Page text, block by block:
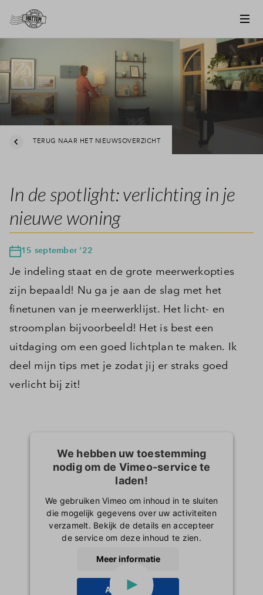
Inloggen
TERUG NAAR HET NIEUWSOVERZICHT
In de spotlight: verlichting in je
nieuwe woning
15 september '22
Je indeling staat en de grote meerwerkopties
zijn bepaald! Nu ga je aan de slag met het
finetunen van je meerwerklijst. Het licht- en
stroomplan bijvoorbeeld! Het is best een
uitdaging om een goed lichtplan te maken. Ik
deel mijn tips met je zodat jij er straks goed
verlicht bij zit!
We hebben uw toestemming
nodig om de Vimeo-service te
laden!
We gebruiken Vimeo om inhoud in te sluiten
die mogelijk gegevens over uw activiteiten
verzamelt. Bekijk de details en accepteer
de service om deze inhoud te zien.
Meer informatie
Accepteren